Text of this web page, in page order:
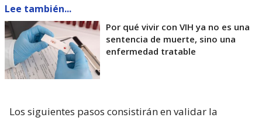
Lee también...
Por qué vivir con VIH ya no es una
sentencia de muerte, sino una
enfermedad tratable
Los siguientes pasos consistirán en validar la